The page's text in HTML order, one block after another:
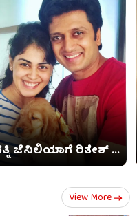
ಜೆನಿಲಿಯಾಗೆ ರಿತೇಶ್ ...
View More